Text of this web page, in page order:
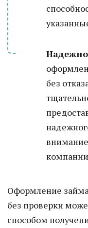
без
Оформление займа
без проверки
способом